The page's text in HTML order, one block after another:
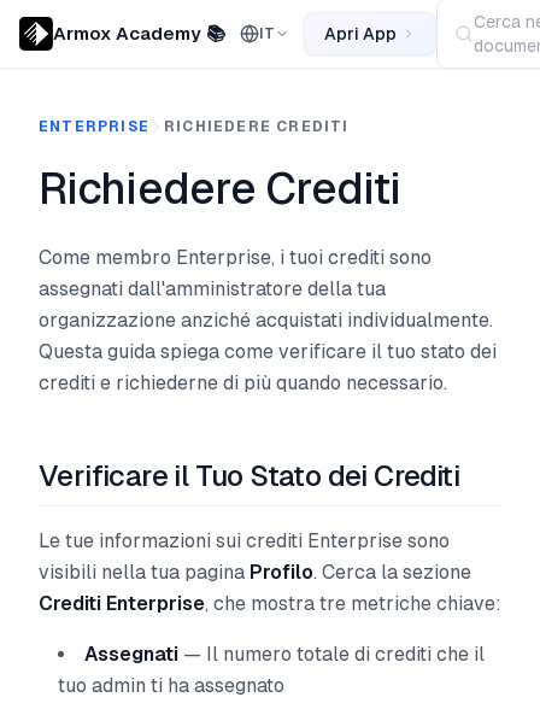
Armox Academy 📚 IT Apri App
Cerca
ENTERPRISE RICHIEDERE CREDITI
Richiedere Crediti
Come membro Enterprise, i tuoi crediti sono
assegnati dall'amministratore della tua
organizzazione anziché acquistati individualmente.
Questa guida spiega come verificare il tuo stato dei
crediti e richiederne di più quando necessario.
Verificare il Tuo Stato dei Crediti
Le tue informazioni sui crediti Enterprise sono
visibili nella tua pagina Profilo. Cerca la sezione
Crediti Enterprise, che mostra tre metriche chiave:
Assegnati — Il numero totale di crediti che il
tuo admin ti ha assegnato